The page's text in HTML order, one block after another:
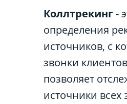
Коллтрекинг-
определения
источников, с
звонки
позволяет
источники всех